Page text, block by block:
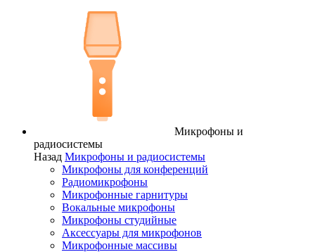
Микрофоны и
радиосистемы
Назад Микрофоны и радиосистемы
Микрофоны для конференций
Радиомикрофоны
Микрофонные гарнитуры
Вокальные микрофоны
Микрофоны студийные
Аксессуары для микрофонов
Микрофонные массивы